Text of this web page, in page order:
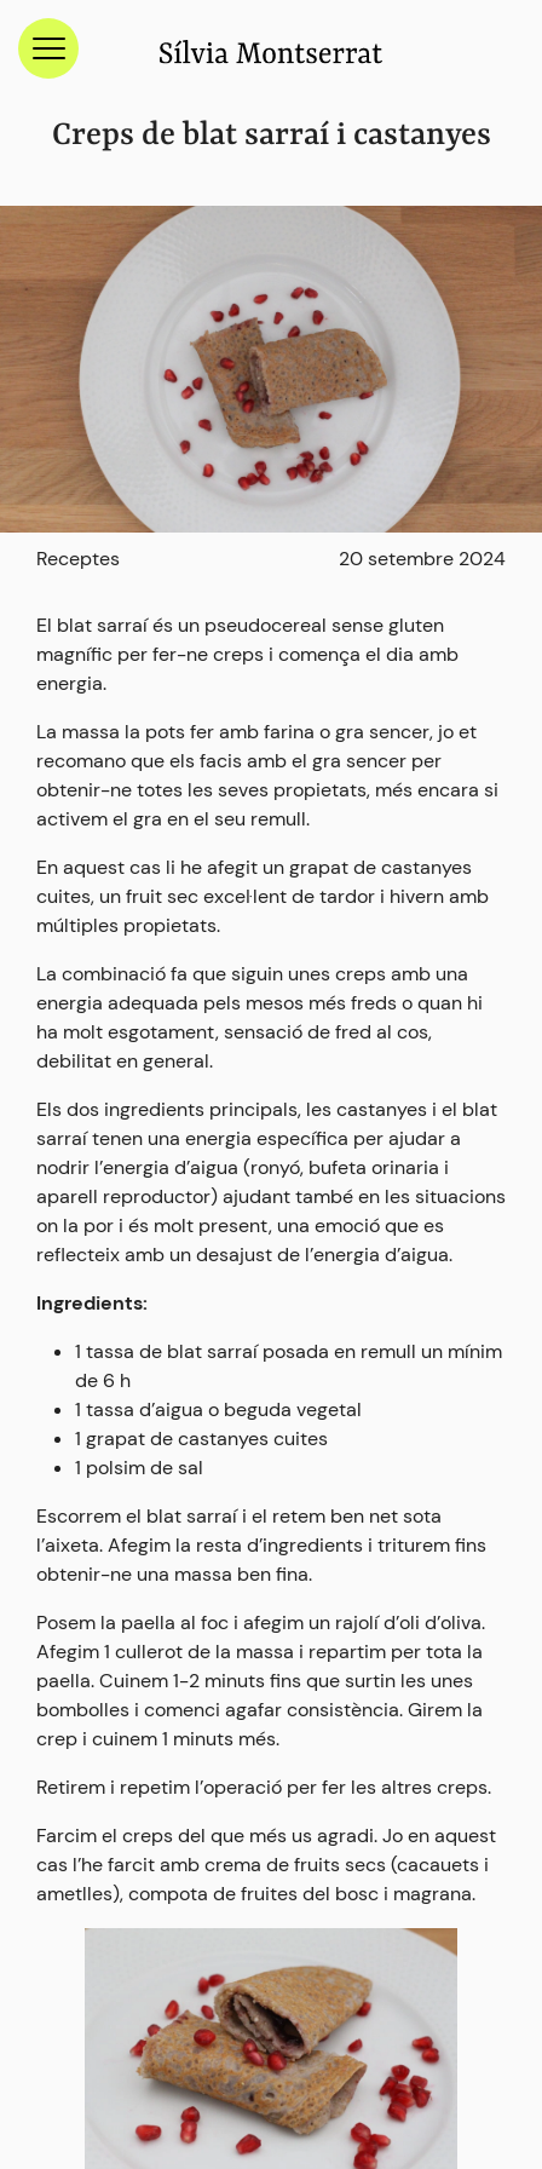
Menú
Creps de blat sarraí i castanyes
Receptes 20 setembre 2024
El blat sarraí és un pseudocereal sense gluten
magnífic per fer-ne creps i comença el dia amb
energia.
La massa la pots fer amb farina o gra sencer, jo et
recomano que els facis amb el gra sencer per
obtenir-ne totes les seves propietats, més encara si
activem el gra en el seu remull.
En aquest cas li he afegit un grapat de castanyes
cuites, un fruit sec excel·lent de tardor i hivern amb
múltiples propietats.
La combinació fa que siguin unes creps amb una
energia adequada pels mesos més freds o quan hi
ha molt esgotament, sensació de fred al cos,
debilitat en general.
Els dos ingredients principals, les castanyes i el blat
sarraí tenen una energia específica per ajudar a
nodrir l’energia d’aigua (ronyó, bufeta orinaria i
aparell reproductor) ajudant també en les situacions
on la por i és molt present, una emoció que es
reflecteix amb un desajust de l’energia d’aigua.
Ingredients:
1 tassa de blat sarraí posada en remull un mínim
de 6 h
1 tassa d’aigua o beguda vegetal
1 grapat de castanyes cuites
1 polsim de sal
Escorrem el blat sarraí i el retem ben net sota
l’aixeta. Afegim la resta d’ingredients i triturem fins
obtenir-ne una massa ben fina.
Posem la paella al foc i afegim un rajolí d’oli d’oliva.
Afegim 1 cullerot de la massa i repartim per tota la
paella. Cuinem 1-2 minuts fins que surtin les unes
bombolles i comenci agafar consistència. Girem la
crep i cuinem 1 minuts més.
Retirem i repetim l’operació per fer les altres creps.
Farcim el creps del que més us agradi. Jo en aquest
cas l’he farcit amb crema de fruits secs (cacauets i
ametlles), compota de fruites del bosc i magrana.